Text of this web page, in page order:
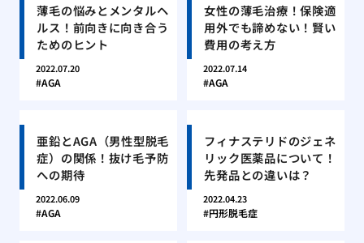
薄毛の悩みとメンタルヘ
ルス！前向きに向き合う
ためのヒント
2022.07.20
AGA
女性の薄毛治療！保険適
用外でも諦めない！賢い
費用の考え方
2022.07.14
AGA
亜鉛とAGA（男性型脱毛
症）の関係！抜け毛予防
への期待
2022.06.09
AGA
フィナステリドのジェネ
リック医薬品について！
先発品との違いは？
2022.04.23
円形脱毛症